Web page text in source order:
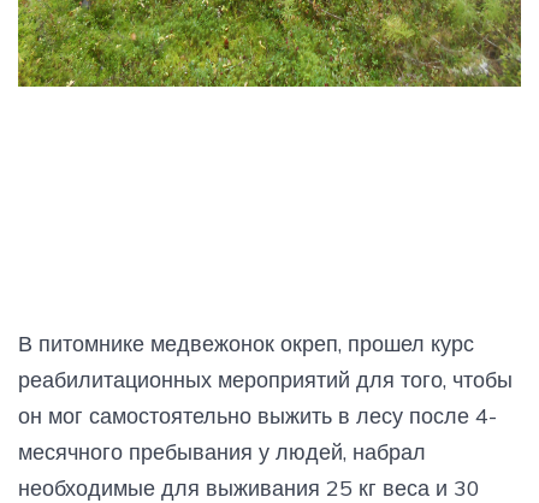
В питомнике медвежонок окреп, прошел курс
реабилитационных мероприятий для того, чтобы
он мог самостоятельно выжить в лесу после 4-
месячного пребывания у людей, набрал
необходимые для выживания 25 кг веса и 30